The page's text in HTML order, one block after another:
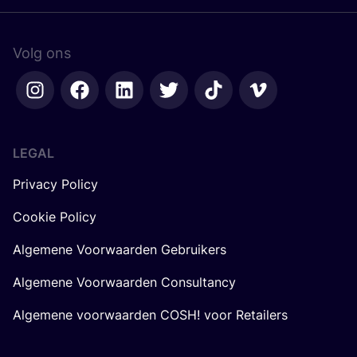
Volg ons
LEGAL
Privacy Policy
Cookie Policy
Algemene Voorwaarden Gebruikers
Algemene Voorwaarden Consultancy
Algemene voorwaarden COSH! voor Retailers